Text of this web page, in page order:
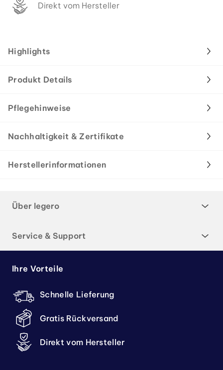
Direkt vom Hersteller
Highlights
Produkt Details
Pflegehinweise
Nachhaltigkeit & Zertifikate
Herstellerinformationen
Über legero
Service & Support
Ihre Vorteile
Schnelle Lieferung
Gratis Rückversand
Direkt vom Hersteller